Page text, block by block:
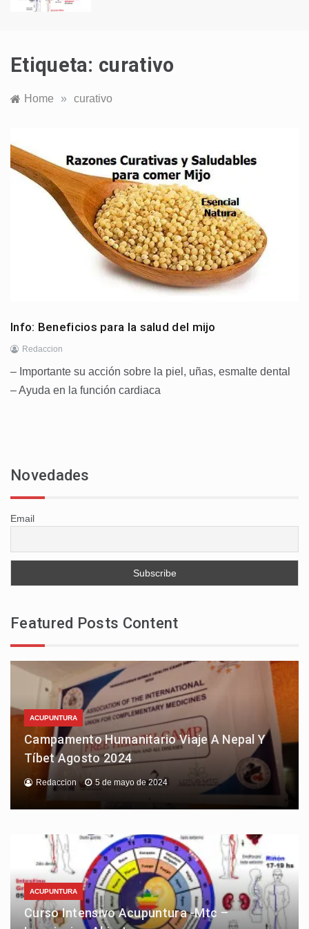
Etiqueta: curativo
Home » curativo
Info: Beneficios para la salud del mijo
Redaccion
– Importante su acción sobre la piel, uñas, esmalte dental
– Ayuda en la función cardiaca
Novedades
Email
Featured Posts Content
ACUPUNTURA
Campamento Humanitario Viaje A Nepal Y
Tíbet Agosto 2024
Redaccion 5 de mayo de 2024
ACUPUNTURA
Curso Intensivo Acupuntura -Mtc –